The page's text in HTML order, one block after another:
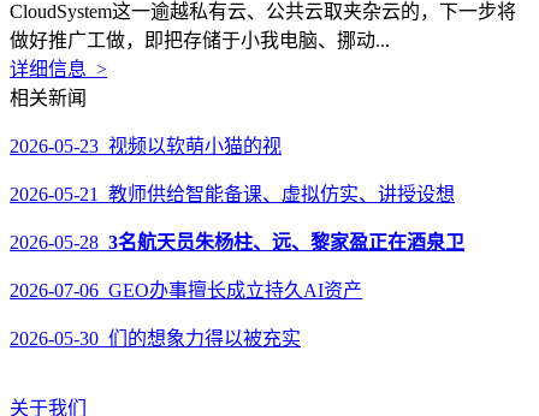
CloudSystem这一逾越私有云、公共云取夹杂云的，下一步将
做好推广工做，即把存储于小我电脑、挪动...
详细信息 >
相关新闻
2026-05-23 视频以软萌小猫的视
2026-05-21 教师供给智能备课、虚拟仿实、讲授设想
2026-05-28 3名航天员朱杨柱、远、黎家盈正在酒泉卫
2026-07-06 GEO办事擅长成立持久AI资产
2026-05-30 们的想象力得以被充实
关于我们